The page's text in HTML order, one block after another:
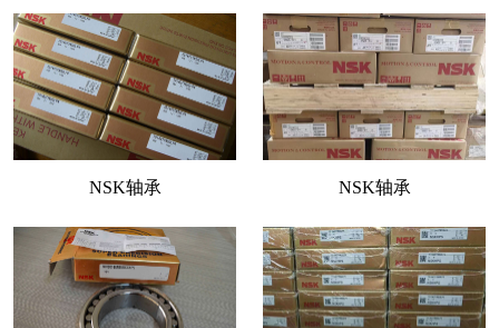
NSK轴承 NSK轴承